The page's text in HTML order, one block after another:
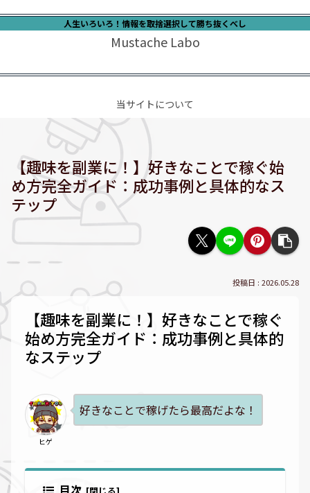
人生いろいろ！情報を取捨選択して勝ち抜くべし
Mustache Labo
当サイトについて
【趣味を副業に！】好きなことで稼ぐ始
め方完全ガイド：成功事例と具体的なス
テップ
2026.05.28
【趣味を副業に！】好きなことで稼ぐ
始め方完全ガイド：成功事例と具体的
なステップ
ヒゲ
好きなことで稼げたら最高だよな！